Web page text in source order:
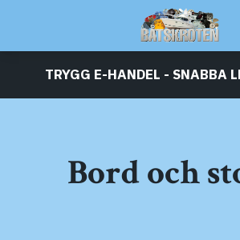
TRYGG E-HANDEL - SNABBA
Bord och